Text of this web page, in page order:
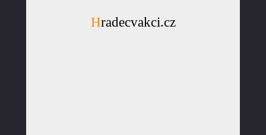
Hradecvakci.cz